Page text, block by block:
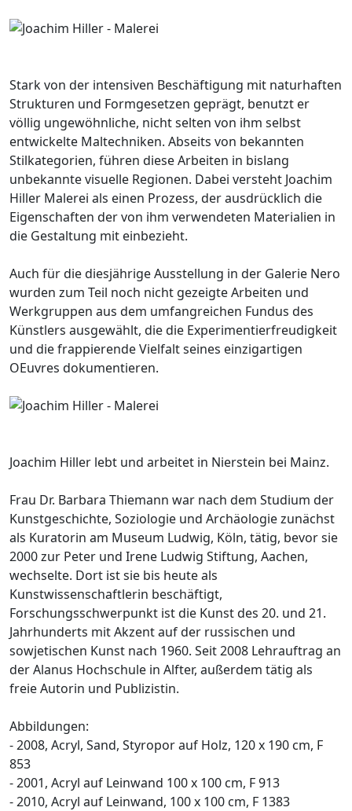
Stark von der intensiven Beschäftigung mit naturhaften
Strukturen und Formgesetzen geprägt, benutzt er
völlig ungewöhnliche, nicht selten von ihm selbst
entwickelte Maltechniken. Abseits von bekannten
Stilkategorien, führen diese Arbeiten in bislang
unbekannte visuelle Regionen. Dabei versteht Joachim
Hiller Malerei als einen Prozess, der ausdrücklich die
Eigenschaften der von ihm verwendeten Materialien in
die Gestaltung mit einbezieht.
Auch für die diesjährige Ausstellung in der Galerie Nero
wurden zum Teil noch nicht gezeigte Arbeiten und
Werkgruppen aus dem umfangreichen Fundus des
Künstlers ausgewählt, die die Experimentierfreudigkeit
und die frappierende Vielfalt seines einzigartigen
OEuvres dokumentieren.
Joachim Hiller lebt und arbeitet in Nierstein bei Mainz.
Frau Dr. Barbara Thiemann war nach dem Studium der
Kunstgeschichte, Soziologie und Archäologie zunächst
als Kuratorin am Museum Ludwig, Köln, tätig, bevor sie
2000 zur Peter und Irene Ludwig Stiftung, Aachen,
wechselte. Dort ist sie bis heute als
Kunstwissenschaftlerin beschäftigt,
Forschungsschwerpunkt ist die Kunst des 20. und 21.
Jahrhunderts mit Akzent auf der russischen und
sowjetischen Kunst nach 1960. Seit 2008 Lehrauftrag an
der Alanus Hochschule in Alfter, außerdem tätig als
freie Autorin und Publizistin.
Abbildungen:
- 2008, Acryl, Sand, Styropor auf Holz, 120 x 190 cm, F
853
- 2001, Acryl auf Leinwand 100 x 100 cm, F 913
- 2010, Acryl auf Leinwand, 100 x 100 cm, F 1383